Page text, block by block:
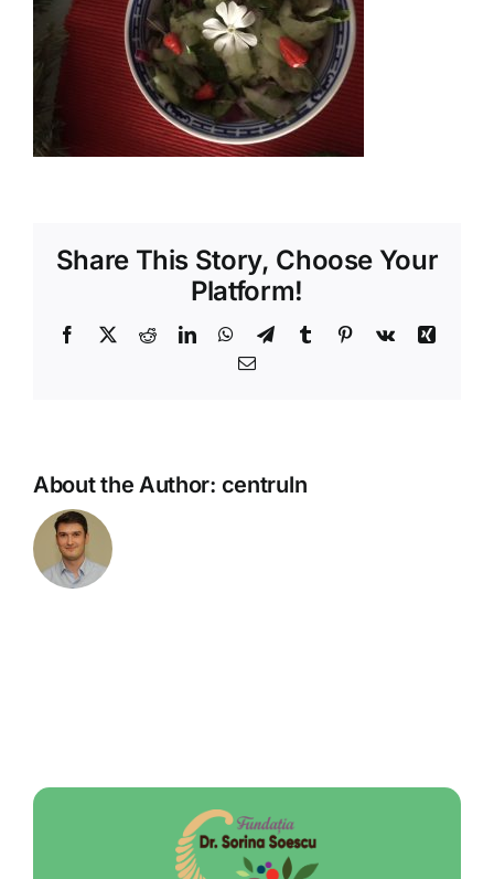
Shop
Tratamente naturale
Iubim fructele
Share This Story, Choose Your
Platform!
Facebook
X RedditLinkedInWhatsApp
TelegramTumblr Pinterest
Vk
Xing
Email
About the Author: centruln